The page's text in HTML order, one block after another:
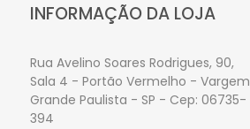
INFORMAÇÃO DA LOJA
Rua Avelino Soares Rodrigues, 90,
Sala 4 - Portão Vermelho - Vargem
Grande Paulista - SP - Cep: 06735-
394